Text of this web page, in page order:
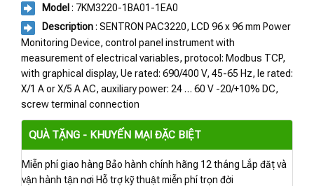
là:
23.910.000 VNĐ.
tại
là:
10.650.000 VNĐ.
Model : 7KM3220-1BA01-1EA0
Description: SENTRON PAC3220, LCD 96 x 96 mm Power
Monitoring Device, control panel instrument with
measurement of electrical variables, protocol: Modbus TCP,
with graphical display, Ue rated: 690/400 V, 45-65 Hz, Ie rated:
X/1 A or X/5 A AC, auxiliary power: 24 … 60 V -20/+10% DC,
screw terminal connection
QUÀ TẶNG - KHUYẾN MẠI ĐẶC BIỆT
Miễn phí giao hàng Bảo hành chính hãng 12 tháng Lắp đặt và
vận hành tận nơi Hỗ trợ kỹ thuật miễn phí trọn đời